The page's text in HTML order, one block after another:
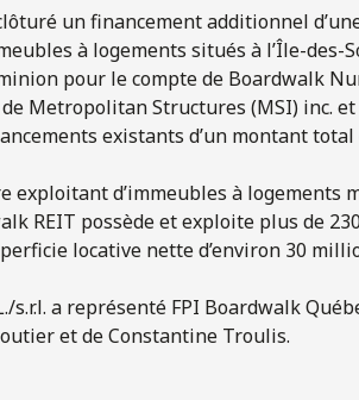
un financement additionnel
à logements situés à l’Île-des-
pour le compte de Boardwalk
Metropolitan Structures (MSI) inc.
existants d’un montant
exploitant d’immeubles à logements
REIT possède et exploite plus de
locative nette d’environ 30
s.r.l. a représenté FPI Boardwalk
et de Constantine Troulis.